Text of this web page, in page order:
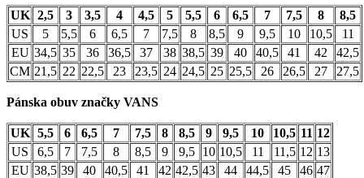
UK 2,5 3 3,5 4 4,5 5 5,5 6 6,5 7 7,5 8
8,5
US
5 5,5 6 6,5 7 7,5 8 8,5 9 9,5 10 10,5
11
EU 34,5 35 36 36,5 37 38 38,5 39 40 40,5 41 42
42,5
CM 21,5 22 22,5 23 23,5 24 24,5 25 25,5 26 26,5 27 27,5
Pánska obuv značky VANS
UK 5,5 6 6,5 7 7,5 8 8,5 9 9,5 10 10,5 11 12
US
6,5 7 7,5 8 8,5 9 9,5 10 10,5 11 11,5 12 13
EU 38,5 39 40 40,5 41 42 42,5 43 44 44,5 45 46 47